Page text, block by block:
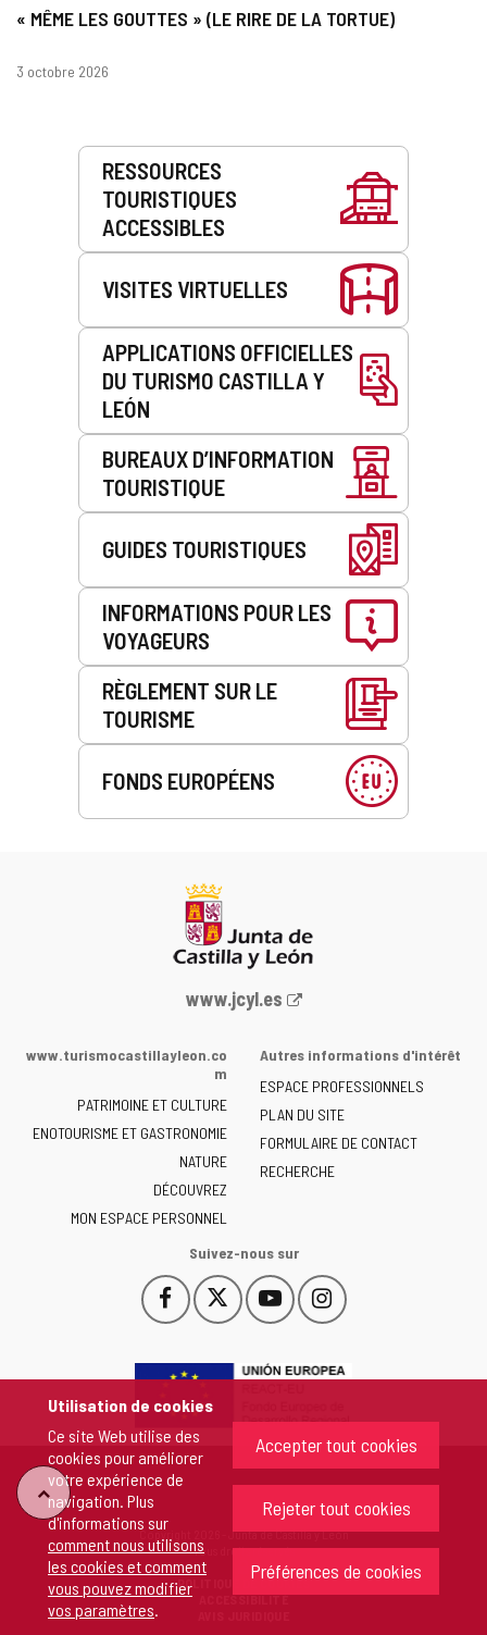
Utilisation de cookies
Ce site Web utilise des
cookies pour améliorer
votre expérience de
navigation. Plus
d'informations sur
comment nous utilisons
les cookies et comment
vous pouvez modifier
vos paramètres.
Accepter tout cookies
Rejeter tout cookies
Préférences de cookies
« MÊME LES GOUTTES » (LE RIRE DE LA TORTUE)
Dates
3 octobre 2026
Prestations
RESSOURCES
TOURISTIQUES
ACCESSIBLES
VISITES VIRTUELLES
APPLICATIONS OFFICIELLES
DU TURISMO CASTILLA Y
LEÓN
BUREAUX D’INFORMATION
TOURISTIQUE
GUIDES TOURISTIQUES
INFORMATIONS POUR LES
VOYAGEURS
RÈGLEMENT SUR LE
TOURISME
FONDS EUROPÉENS
Portail
la
de
Castilla
y
León
-
www.jcyl.es
www.turismocastillayleon.co
m
PATRIMOINE ET CULTURE
ENOTOURISME ET GASTRONOMIE
NATURE
DÉCOUVREZ
MON ESPACE PERSONNEL
Autres informations d'intérêt
ESPACE PROFESSIONNELS
PLAN DU SITE
FORMULAIRE DE CONTACT
RECHERCHE
Suivez-nous sur
Facebook
Este
enlace
abrirá
una
ventana
nueva.
Este
enlace
abrirá
ventana
YouTube
Este
enlace
abrirá
ventana
nueva.
Instagram
Este
enlace
abrirá
ventana
"Retour
sommet"
Copyright 2026 - Junta de Castilla y León
Tous droits réservés
POLITIQUE DE COOKIES
ACCESSIBILITÉ